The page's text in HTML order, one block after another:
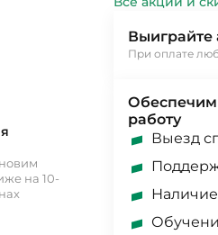
на 10-
Выиграйте
При оплате
работу
Выезд